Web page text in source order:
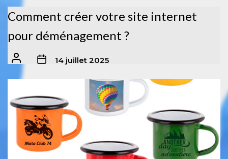
Comment créer votre site internet
pour déménagement ?
14 juillet 2025